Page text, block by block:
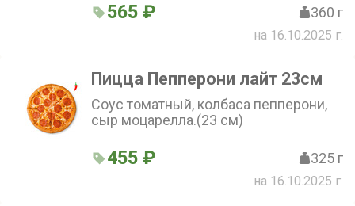
565 ₽ 360 г
на 16.10.2025 г.
Пицца Пепперони лайт 23см
Соус томатный, колбаса пепперони,
сыр моцарелла.(23 см)
455 ₽ 325 г
на 16.10.2025 г.